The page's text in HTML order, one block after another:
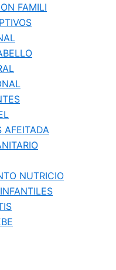
FAMILI
AFEITADA
NUTRICIO